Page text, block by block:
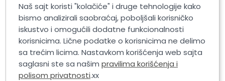
Povezani proizvodi
Naš sajt koristi "kolačiće" i druge tehnologije kako
bismo analizirali saobraćaj, poboljšali korisničko
iskustvo i omogućili dodatne funkcionalnosti
korisnicima. Lične podatke o korisnicima ne delimo
sa trećim licima. Nastavkom korišćenja web sajta
saglasni ste sa našimpravilima korišćenja i
polisom privatnosti.xx